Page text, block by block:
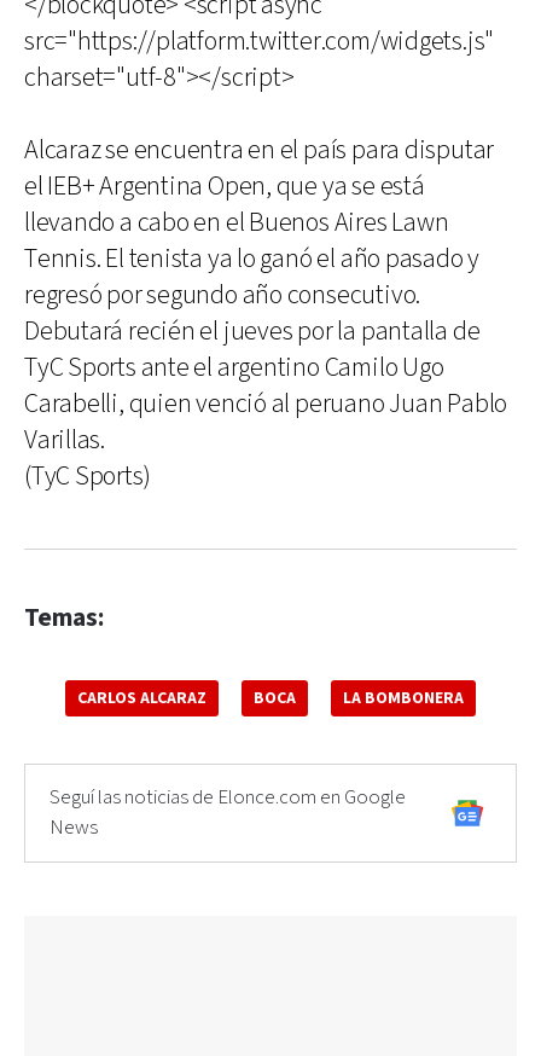
src="https://platform.twitter.com/widgets.js"
charset="utf-8"></script>
Alcaraz se encuentra en el país para disputar
el IEB+ Argentina Open, que ya se está
llevando a cabo en el Buenos Aires Lawn
Tennis. El tenista ya lo ganó el año pasado y
regresó por segundo año consecutivo.
Debutará recién el jueves por la pantalla de
TyC Sports ante el argentino Camilo Ugo
Carabelli, quien venció al peruano Juan Pablo
Varillas.
(TyC Sports)
Temas:
CARLOS ALCARAZ BOCA LA BOMBONERA
Seguí las noticias de Elonce.com en Google
News